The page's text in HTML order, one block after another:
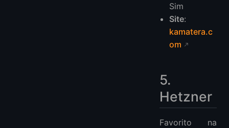
Sim
Site:
kamatera.c
om
5.
Hetzner
Favorito na